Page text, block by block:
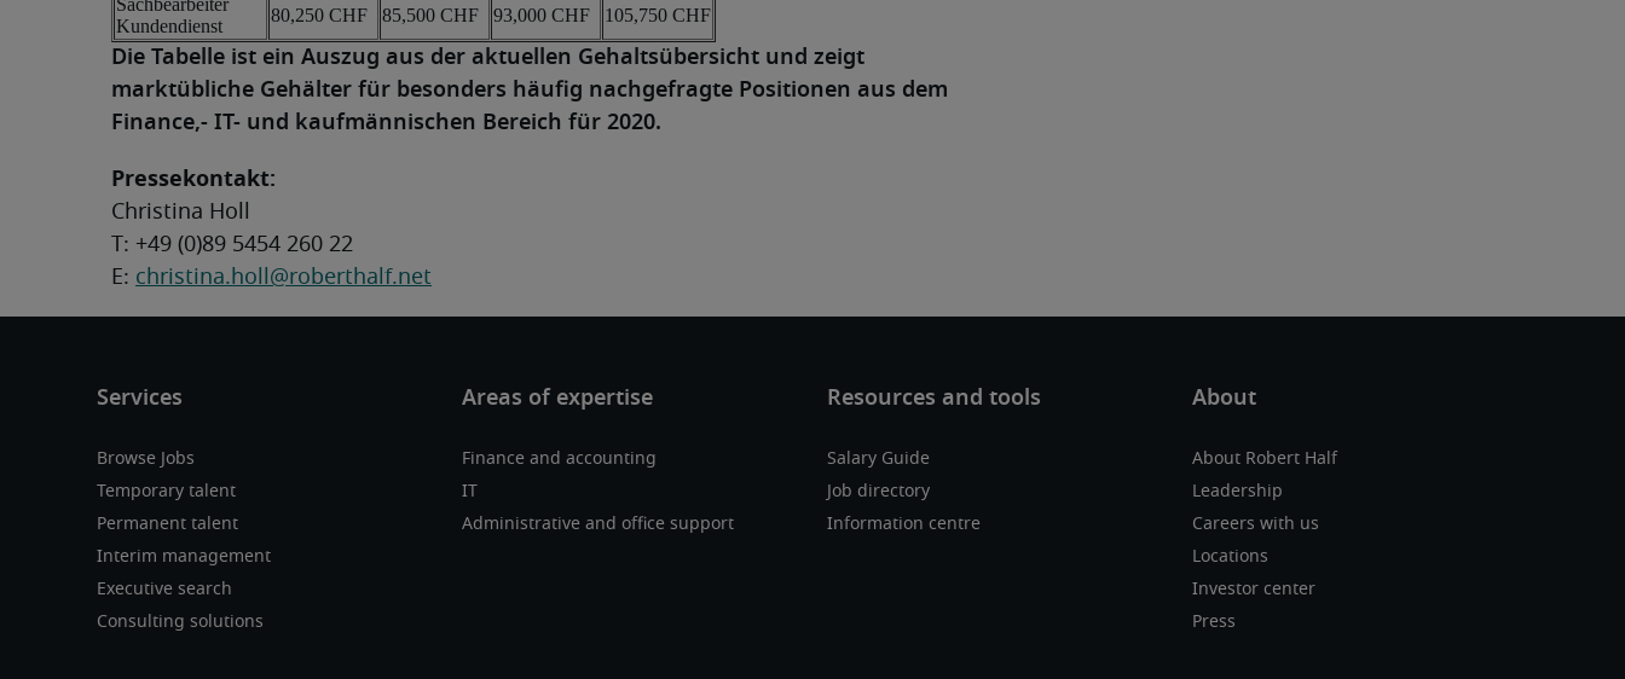
Sachbearbeiter
Kundendienst
80,250 CHF 85,500 CHF 93,000 CHF 105,750 CHF
Die Tabelle ist ein Auszug aus der aktuellen Gehaltsübersicht und zeigt
marktübliche Gehälter für besonders häufig nachgefragte Positionen aus dem
Finance,- IT- und kaufmännischen Bereich für 2020.
Pressekontakt:
Christina Holl
T: +49 (0)89 5454 260 22
E: christina.holl@roberthalf.net
Browse Jobs
Temporary talent
Permanent talent
Interim management
Executive search
Consulting solutions
Finance and accounting
IT
Administrative and office support
Salary Guide
Job directory
Information centre
About Robert Half
Leadership
Careers with us
Locations
Investor center
Press